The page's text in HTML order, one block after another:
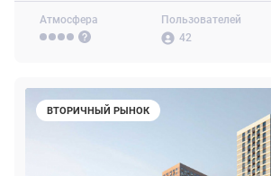
Атмосфера
Пользователей
42
ВТОРИЧНЫЙ РЫНОК